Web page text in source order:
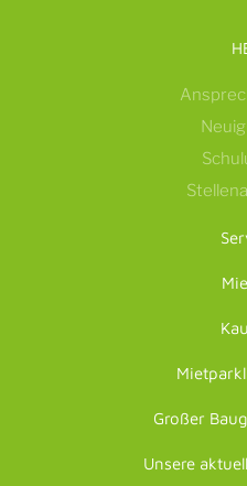
Großer
Unsere